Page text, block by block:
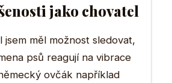
jako chovatel
jsem měl možnost sledovat,
psů reagují na vibrace
ovčák například